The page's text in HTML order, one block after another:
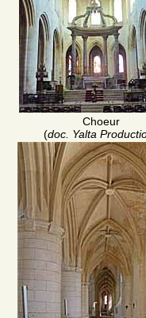
Choeur
(doc. Yalta